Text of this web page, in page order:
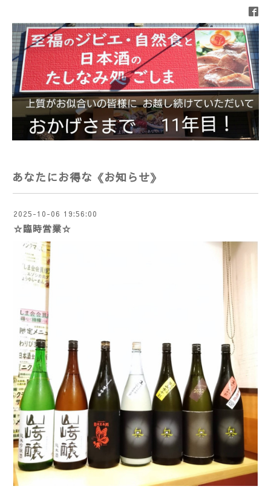
あなたにお得な《お知らせ》
2025-10-06 19:56:00
☆臨時営業☆